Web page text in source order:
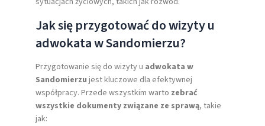
Jak się przygotować do wizyty u
adwokata w Sandomierzu?
Przygotowanie się do wizyty u adwokata w
Sandomierzu jest kluczowe dla efektywnej
współpracy. Przede wszystkim warto zebrać
wszystkie dokumenty związane ze sprawą, takie
jak: